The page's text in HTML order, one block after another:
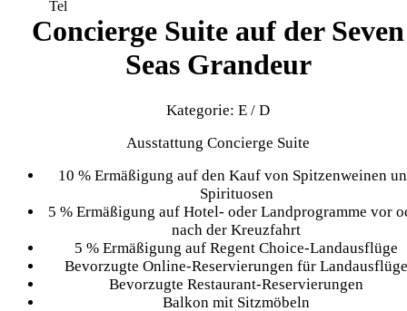
Concierge Suite auf der Seven
Seas Grandeur
Kategorie: E / D
Ausstattung Concierge Suite
10 % Ermäßigung auf den Kauf von Spitzenweinen
Spirituosen
5 % Ermäßigung auf Hotel- oder Landprogramme vor
nach der Kreuzfahrt
5 % Ermäßigung auf Regent Choice-Landausflüge
Bevorzugte Online-Reservierungen für Landausflüge
Bevorzugte Restaurant-Reservierungen
Balkon mit Sitzmöbeln